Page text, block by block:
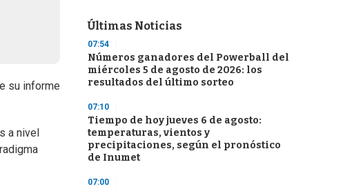
su informe
a nivel
Últimas Noticias
07:54
Números ganadores del Powerball del
miércoles 5 de agosto de 2026: los
resultados del último sorteo
07:10
Tiempo de hoy jueves 6 de agosto:
temperaturas, vientos y
precipitaciones, según el pronóstico
de Inumet
07:00